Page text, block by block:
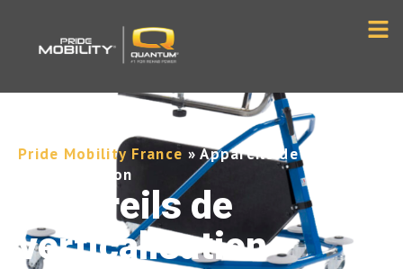
Pride Mobility France »Appareils de
verticalisation
Appareils de
verticalisation